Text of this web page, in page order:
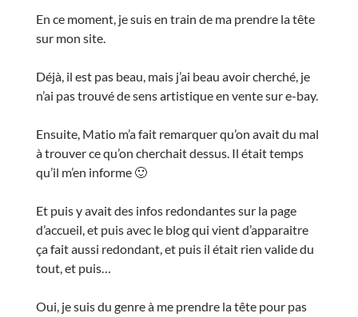
En ce moment, je suis en train de ma prendre la tête
sur mon site.
Déjà, il est pas beau, mais j’ai beau avoir cherché, je
n’ai pas trouvé de sens artistique en vente sur e-bay.
Ensuite, Matio m’a fait remarquer qu’on avait du mal
à trouver ce qu’on cherchait dessus. Il était temps
qu’il m’en informe 🙂
Et puis y avait des infos redondantes sur la page
d’accueil, et puis avec le blog qui vient d’apparaitre
ça fait aussi redondant, et puis il était rien valide du
tout, et puis…
Oui, je suis du genre à me prendre la tête pour pas